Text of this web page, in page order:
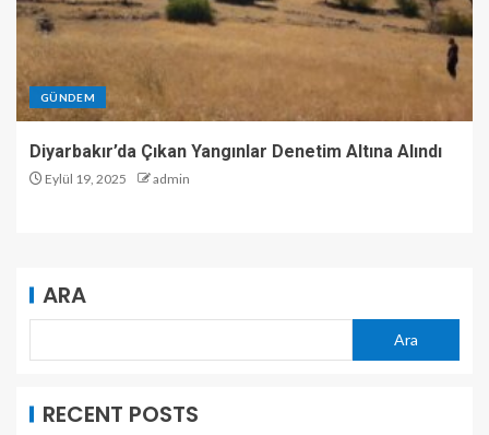
GÜNDEM
Diyarbakır’da Çıkan Yangınlar Denetim Altına Alındı
Eylül 19, 2025 admin
ARA
Ara
RECENT POSTS